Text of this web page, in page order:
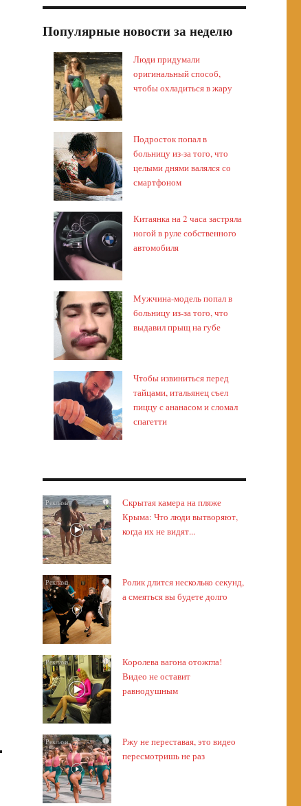
Популярные новости за неделю
Люди придумали
оригинальный способ,
чтобы охладиться в жару
Подросток попал в
больницу из-за того, что
целыми днями валялся со
смартфоном
Китаянка на 2 часа застряла
ногой в руле собственного
автомобиля
Мужчина-модель попал в
больницу из-за того, что
выдавил прыщ на губе
Чтобы извиниться перед
тайцами, итальянец съел
пиццу с ананасом и сломал
спагетти
i
Скрытая камера на пляже
Крыма: Что люди вытворяют,
когда их не видят...
i
Ролик длится несколько секунд,
а смеяться вы будете долго
i
Королева вагона отожгла!
Видео не оставит
равнодушным
i
Ржу не переставая, это видео
пересмотришь не раз